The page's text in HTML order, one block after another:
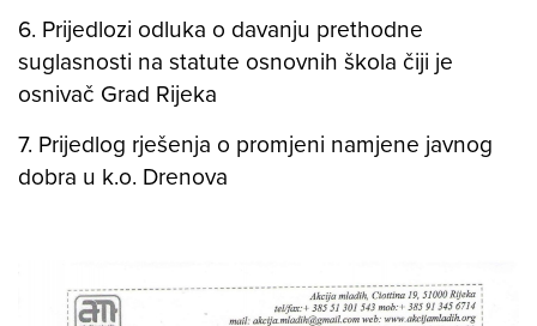
6. Prijedlozi odluka o davanju prethodne
suglasnosti na statute osnovnih škola čiji je
osnivač Grad Rijeka
7. Prijedlog rješenja o promjeni namjene javnog
dobra u k.o. Drenova